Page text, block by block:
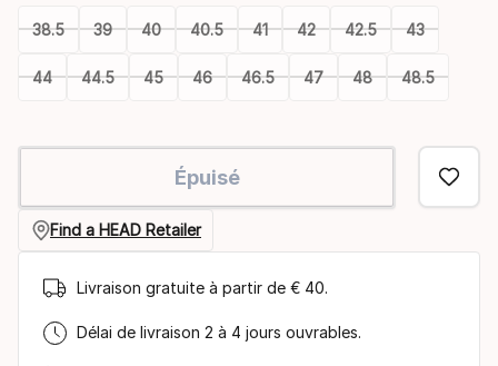
38.5 39 40 40.5 41 42 42.5 43
44 44.5 45 46 46.5 47 48 48.5
select
taille
Épuisé
Find a HEAD Retailer
Livraison gratuite à partir de € 40.
Délai de livraison 2 à 4 jours ouvrables.